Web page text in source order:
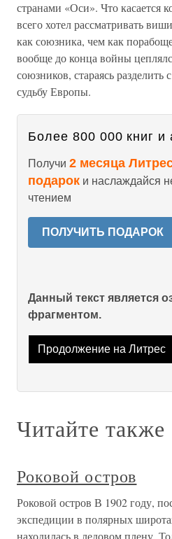
странами «Оси». Что касается
всего хотел рассматривать
как союзника, чем как
вообще до конца войны
союзников, стараясь разделить
судьбу Европы.
Более 800 000 книг и
Получи 2 месяца
подарок и наслаждайся
чтением
ПОЛУЧИТЬ ПОДАРОК
Данный текст является
фрагментом.
Продолжение на Литрес
Читайте также
Роковой остров
Роковой остров В 1902 году,
экспедиции в полярных